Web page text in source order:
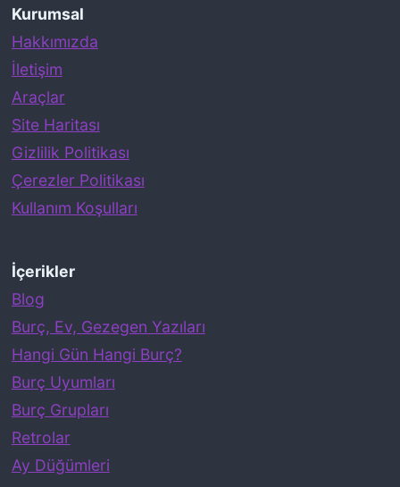
Kurumsal
Hakkımızda
İletişim
Araçlar
Site Haritası
Gizlilik Politikası
Çerezler Politikası
Kullanım Koşulları
İçerikler
Blog
Burç, Ev, Gezegen Yazıları
Hangi Gün Hangi Burç?
Burç Uyumları
Burç Grupları
Retrolar
Ay Düğümleri